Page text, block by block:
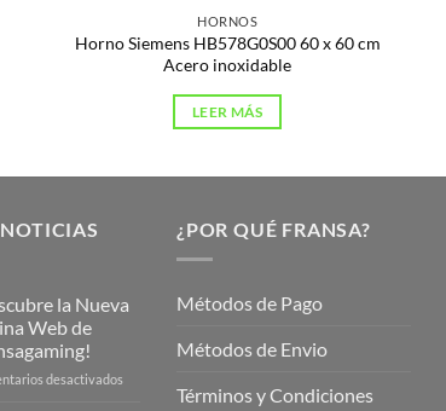
HORNOS
Horno Siemens HB578G0S00 60 x 60 cm
Acero inoxidable
LEER MÁS
la Nueva
Web de
desactivados
¿POR QUÉ FRANSA?
Métodos de Pago
Métodos de Envio
Términos y Condiciones